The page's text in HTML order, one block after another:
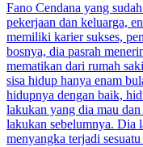
Fano Cendana yang
pekerjaan dan keluarga,
memiliki karier sukses,
bosnya, dia pasrah
mematikan dari rumah
sisa hidup hanya enam
hidupnya dengan baik,
lakukan yang dia mau
lakukan sebelumnya. Dia
menyangka terjadi